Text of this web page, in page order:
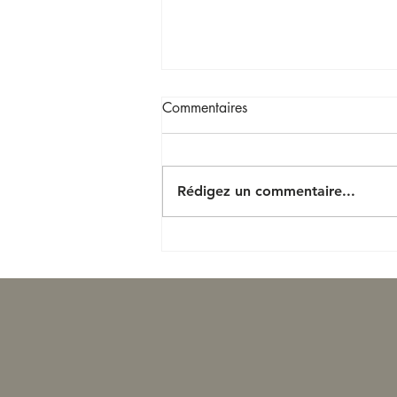
Commentaires
Rédigez un commentaire...